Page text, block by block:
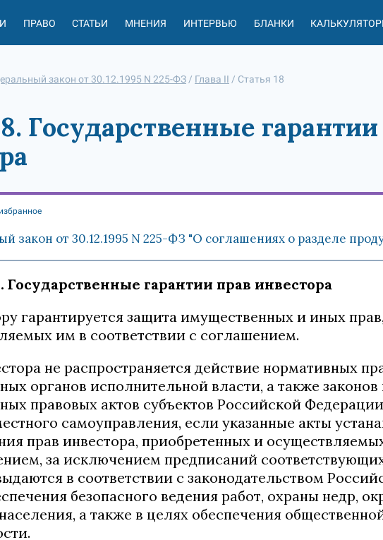
ПРАВО СТАТЬИ МНЕНИЯ ИНТЕРВЬЮ БЛАНКИ
закон от 30.12.1995 N 225-ФЗ / Глава II / Статья 18
Государственные
закон от 30.12.1995 N 225-ФЗ "О соглашениях о разделе
Государственные гарантии прав инвестора
гарантируется защита имущественных и иных
им в соответствии с соглашением.
не распространяется действие нормативных
органов исполнительной власти, а также
правовых актов субъектов Российской
самоуправления, если указанные акты
прав инвестора, приобретенных и
за исключением предписаний
в соответствии с законодательством
безопасного ведения работ, охраны недр,
а также в целях обеспечения